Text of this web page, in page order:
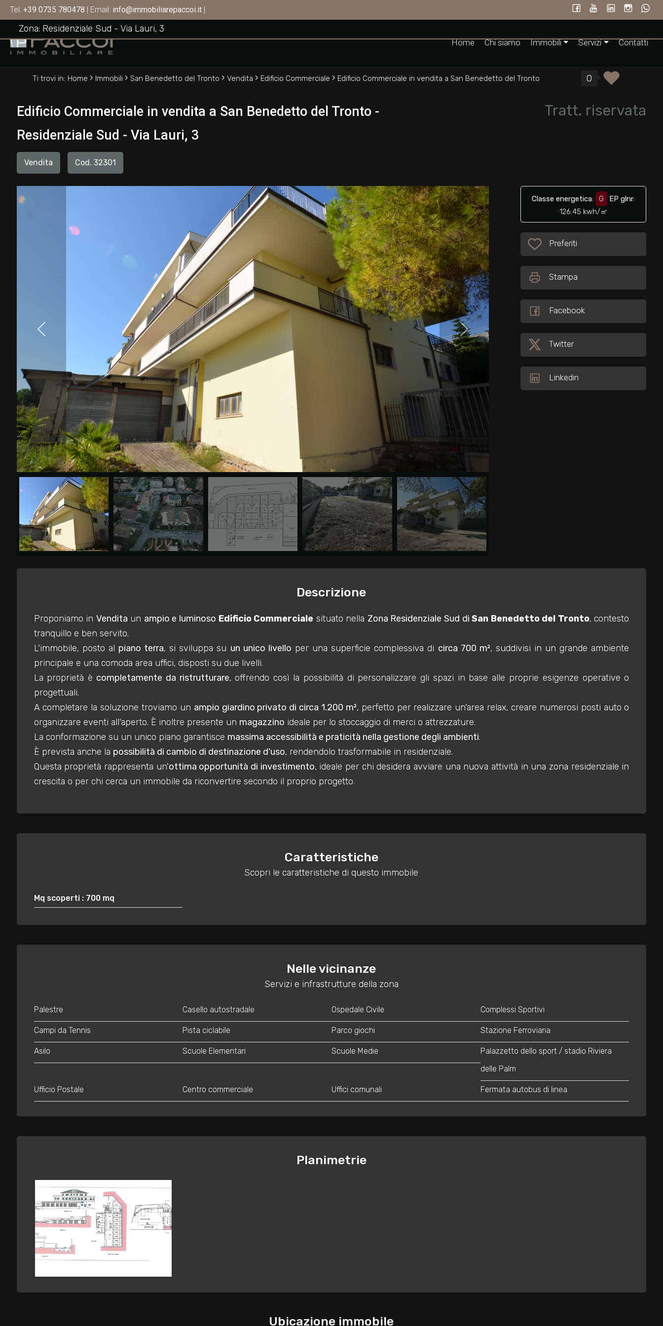
Tel: +39 0735 780478 | Email: info@immobiliarepaccoi.it |
Home Chi siamo Immobili Servizi Contatti
SAN BENEDETTO DEL TRONTO
Zona: Residenziale Sud - Via Lauri, 3
Ti trovi in: Home › Immobili › San Benedetto del Tronto › Vendita › Edificio Commerciale › Edificio Commerciale in vendita a San Benedetto del Tronto 0
Edificio Commerciale in vendita a San Benedetto del Tronto -
Residenziale Sud - Via Lauri, 3
Vendita Cod. 32301
Tratt. riservata
1 / 33
Classe energetica: G EP glnr:
126.45 kwh/㎡
Preferiti: Cod. 32301
Preferiti
Stampa
Facebook
Twitter
Linkedin
Descrizione
Proponiamo in Vendita un ampio e luminoso Edificio Commerciale situato nella Zona Residenziale Sud diSan Benedetto del Tronto, contesto
tranquillo e ben servito.
L'immobile, posto al piano terra, si sviluppa su un unico livello per una superficie complessiva di circa 700 m², suddivisi in un grande ambiente
principale e una comoda area uffici, disposti su due livelli.
La proprietà è completamente da ristrutturare, offrendo così la possibilità di personalizzare gli spazi in base alle proprie esigenze operative o
progettuali.
A completare la soluzione troviamo un ampio giardino privato di circa 1.200 m², perfetto per realizzare un'area relax, creare numerosi posti auto o
organizzare eventi all'aperto. È inoltre presente un magazzino ideale per lo stoccaggio di merci o attrezzature.
La conformazione su un unico piano garantisce massima accessibilità e praticità nella gestione degli ambienti.
È prevista anche la possibilità di cambio di destinazione d'uso, rendendolo trasformabile in residenziale.
Questa proprietà rappresenta un'ottima opportunità di investimento, ideale per chi desidera avviare una nuova attività in una zona residenziale in
crescita o per chi cerca un immobile da riconvertire secondo il proprio progetto.
Caratteristiche
Scopri le caratteristiche di questo immobile
Mq scoperti : 700 mq
Nelle vicinanze
Servizi e infrastrutture della zona
Palestre Casello autostradale Ospedale Civile Complessi Sportivi
Campi da Tennis Pista ciclabile Parco giochi Stazione Ferroviaria
Asilo Scuole Elementari Scuole Medie
Palazzetto dello sport / stadio Riviera
delle Palm
Ufficio Postale Centro commerciale Uffici comunali Fermata autobus di linea
Planimetrie
Ubicazione immobile
HOME
SIAMO
IMMOBILI
SERVIZI
CONTATTI
Codice
Contratto
Vendita
Affitto
Scegli
multiscelta
Qualsiasi
Residenziali
Commerciali
Industriali
Terreni
Totale
minimi
5
Bagni
minimi
Qualsiasi
Camere
Qualsiasi